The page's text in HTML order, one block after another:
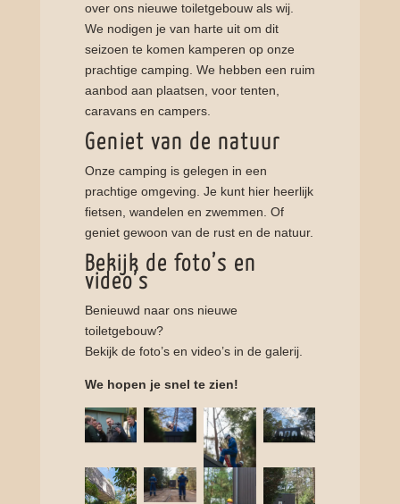
over ons nieuwe toiletgebouw als wij.
We nodigen je van harte uit om dit
seizoen te komen kamperen op onze
prachtige camping. We hebben een ruim
aanbod aan plaatsen, voor tenten,
caravans en campers.
Geniet van de natuur
Onze camping is gelegen in een
prachtige omgeving. Je kunt hier heerlijk
fietsen, wandelen en zwemmen. Of
geniet gewoon van de rust en de natuur.
Bekijk de foto’s en
video’s
Benieuwd naar ons nieuwe
toiletgebouw?
Bekijk de foto’s en video’s in de galerij.
We hopen je snel te zien!